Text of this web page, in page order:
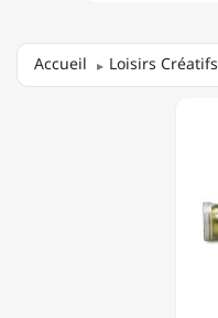
Accueil Loisirs Créatifs